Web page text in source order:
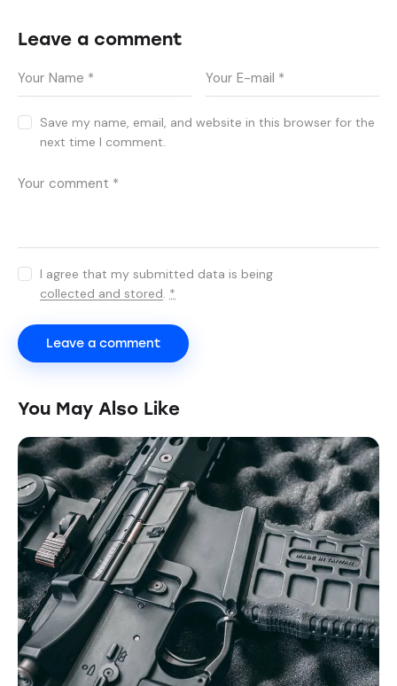
Leave a comment
Save my name, email, and website in this browser for the
next time I comment.
I agree that my submitted data is being
collected and stored. *
You May Also Like